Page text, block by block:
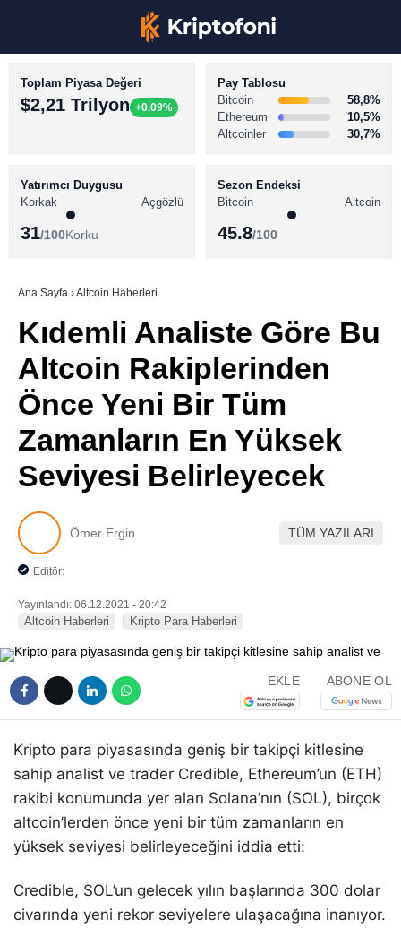
Youtube
TikTok
LinkedIn
Telegram
BİTCOİN HABERLERİ
ALTCOİN HABERLERİ
SÖZLÜK
Toplam Piyasa Değeri
$2,21 Trilyon +0.09%
Pay Tablosu
Bitcoin
58,8%
Ethereum
10,5%
Altcoinler
30,7%
Yatırımcı Duygusu
Korkak
Açgözlü
31/100Korku
Sezon Endeksi
Bitcoin
Altcoin
45.8/100
Ana Sayfa ›Altcoin Haberleri
Kıdemli Analiste Göre Bu
Altcoin Rakiplerinden
Önce Yeni Bir Tüm
Zamanların En Yüksek
Seviyesi Belirleyecek
Ömer Ergin TÜM YAZILARI
Editör:
Yayınlandı: 06.12.2021 - 20:42
Altcoin Haberleri Kripto Para Haberleri
EKLE ABONE OL
Kripto para piyasasında geniş bir takipçi kitlesine
sahip analist ve trader Credible, Ethereum’un (ETH)
rakibi konumunda yer alan Solana’nın (SOL), birçok
altcoin’lerden önce yeni bir tüm zamanların en
yüksek seviyesi belirleyeceğini iddia etti:
Credible, SOL’un gelecek yılın başlarında 300 dolar
civarında yeni rekor seviyelere ulaşacağına inanıyor.